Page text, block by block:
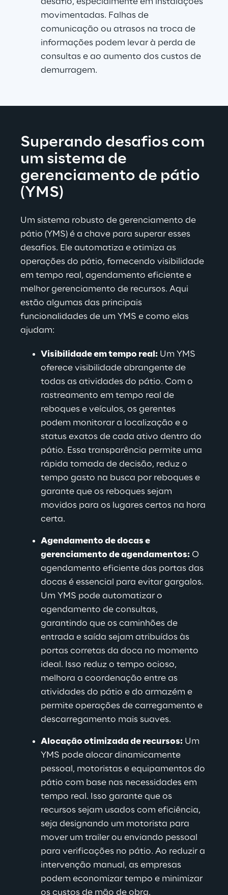
movimentadas. Falhas de
comunicação ou atrasos na troca de
informações podem levar à perda de
consultas e ao aumento dos custos de
demurragem.
Superando desafios com
um sistema de
gerenciamento de pátio
(YMS)
Um sistema robusto de gerenciamento de
pátio (YMS) é a chave para superar esses
desafios. Ele automatiza e otimiza as
operações do pátio, fornecendo visibilidade
em tempo real, agendamento eficiente e
melhor gerenciamento de recursos. Aqui
estão algumas das principais
funcionalidades de um YMS e como elas
ajudam:
Visibilidade em tempo real: Um YMS
oferece visibilidade abrangente de
todas as atividades do pátio. Com o
rastreamento em tempo real de
reboques e veículos, os gerentes
podem monitorar a localização e o
status exatos de cada ativo dentro do
pátio. Essa transparência permite uma
rápida tomada de decisão, reduz o
tempo gasto na busca por reboques e
garante que os reboques sejam
movidos para os lugares certos na hora
certa.
Agendamento de docas e
gerenciamento de agendamentos: O
agendamento eficiente das portas das
docas é essencial para evitar gargalos.
Um YMS pode automatizar o
agendamento de consultas,
garantindo que os caminhões de
entrada e saída sejam atribuídos às
portas corretas da doca no momento
ideal. Isso reduz o tempo ocioso,
melhora a coordenação entre as
atividades do pátio e do armazém e
permite operações de carregamento e
descarregamento mais suaves.
Alocação otimizada de recursos: Um
YMS pode alocar dinamicamente
pessoal, motoristas e equipamentos do
pátio com base nas necessidades em
tempo real. Isso garante que os
recursos sejam usados com eficiência,
seja designando um motorista para
mover um trailer ou enviando pessoal
para verificações no pátio. Ao reduzir a
intervenção manual, as empresas
podem economizar tempo e minimizar
os custos de mão de obra.